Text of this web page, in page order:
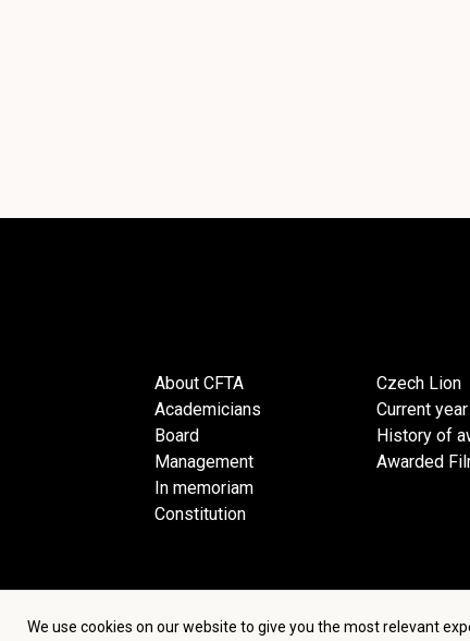
We use cookies on our website to give you the most relevant
About CFTA
Academicians
Board
Management
In memoriam
Constitution
Czech Lion
Current year
History of
Awarded